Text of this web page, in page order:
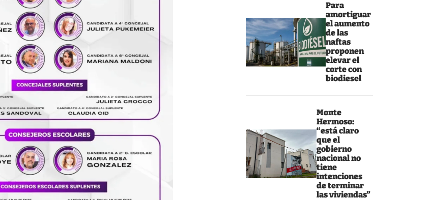
Para
amortiguar
el aumento
de las
naftas
proponen
elevar el
corte con
biodiesel
Monte
Hermoso:
“está claro
que el
gobierno
nacional no
tiene
intenciones
de terminar
las viviendas”